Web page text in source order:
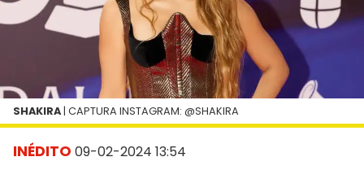
INÉDITO 09-02-2024 13:54
SHAKIRA | CAPTURA INSTAGRAM: @SHAKIRA